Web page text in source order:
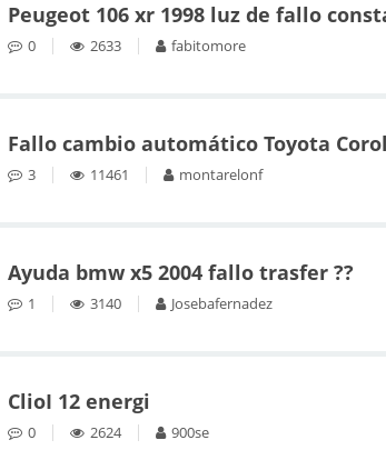
Peugeot 106 xr 1998 luz de fallo
0 2633 fabitomore
Fallo cambio automático Toyota
3 11461 montarelonf
Ayuda bmw x5 2004 fallo trasfer ??
1 3140 Josebafernadez
ClioI 12 energi
0 2624 900se